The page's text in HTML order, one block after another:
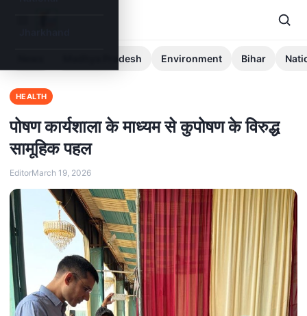
Madhya Pradesh Environment Bihar
HEALTH
पोषण कार्यशाला के माध्यम से कुपोषण के विरुद्ध
सामूहिक पहल
EditorMarch 19, 2026